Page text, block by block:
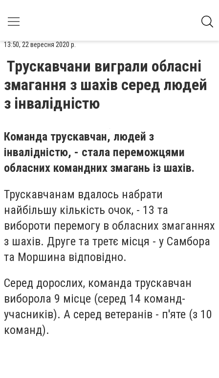
13:50, 22 вересня 2020 р.
Трускавчани виграли обласні
змагання з шахів серед людей
з інвалідністю
Команда трускавчан, людей з
інвалідністю, - стала переможцями
обласних командних змагань із шахів.
Трускавчанам вдалось набрати
найбільшу кількість очок, - 13 та
вибороти перемогу в обласних змаганнях
з шахів. Друге та третє місця - у Самбора
та Моршина відповідно.
Серед дорослих, команда трускавчан
виборола 9 місце (серед 14 команд-
учасників). А серед ветеранів - п'яте (з 10
команд).